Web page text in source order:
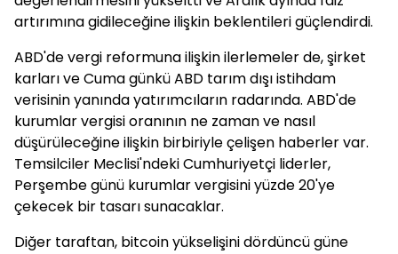
artırımına gidileceğine ilişkin beklentileri güçlendirdi.
ABD'de vergi reformuna ilişkin ilerlemeler de, şirket
karları ve Cuma günkü ABD tarım dışı istihdam
verisinin yanında yatırımcıların radarında. ABD'de
kurumlar vergisi oranının ne zaman ve nasıl
düşürüleceğine ilişkin birbiriyle çelişen haberler var.
Temsilciler Meclisi'ndeki Cumhuriyetçi liderler,
Perşembe günü kurumlar vergisini yüzde 20'ye
çekecek bir tasarı sunacaklar.
Diğer taraftan, bitcoin yükselişini dördüncü güne